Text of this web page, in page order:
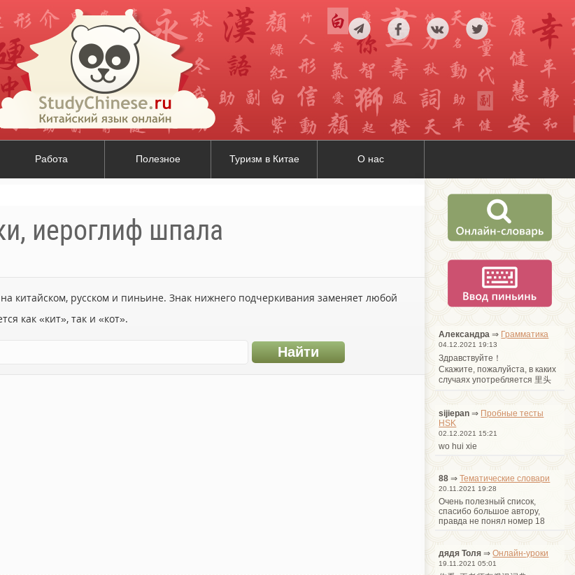
Работа Полезное Туризм в Китае О нас
иероглиф шпала
китайском, русском и пиньине. Знак нижнего подчеркивания заменяет любой
как «кит», так и «кот».
Александра ⇒ Грамматика
04.12.2021 19:13
Здравствуйте！
Cкажите, пожалуйста, в каких
случаях употребляется 里头
sijiepan ⇒ Пробные тесты
HSK
02.12.2021 15:21
wo hui xie
88 ⇒Тематические словари
20.11.2021 19:28
Очень полезный список,
спасибо большое автору,
правда не понял номер 18
дядя Толя ⇒Онлайн-уроки
19.11.2021 05:01